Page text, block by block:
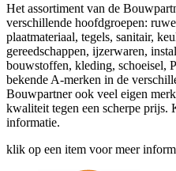
Het assortiment van de
verschillende hoofdgroepen:
plaatmateriaal, tegels, sanitair,
gereedschappen, ijzerwaren,
bouwstoffen, kleding, schoeisel,
bekende A-merken in de
Bouwpartner ook veel eigen
kwaliteit tegen een scherpe
informatie.
klik op een item voor meer